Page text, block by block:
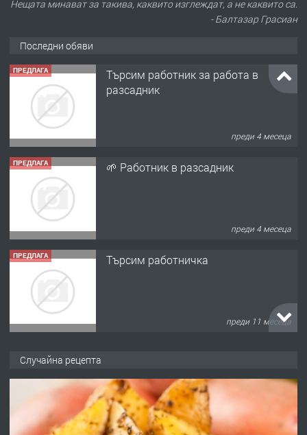
Нещата минават за такива, каквито изглеждат, а не каквито са.
- Балтазар Грасиан
Последни обяви
ПРЕДЛАГА 🌱 Работник в разсадник
преди 4 месеца
ПРЕДЛАГА Търсим работничка
преди 11 месеца
ПРЕДЛАГА
Продава употребявани чисти и
преди 1 година
преди 1 година
Случайна рецепта